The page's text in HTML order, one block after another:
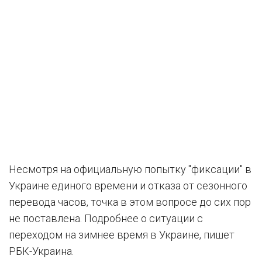
Несмотря на официальную попытку "фиксации" в
Украине единого времени и отказа от сезонного
перевода часов, точка в этом вопросе до сих пор
не поставлена. Подробнее о ситуации с
переходом на зимнее время в Украине, пишет
РБК-Украина.